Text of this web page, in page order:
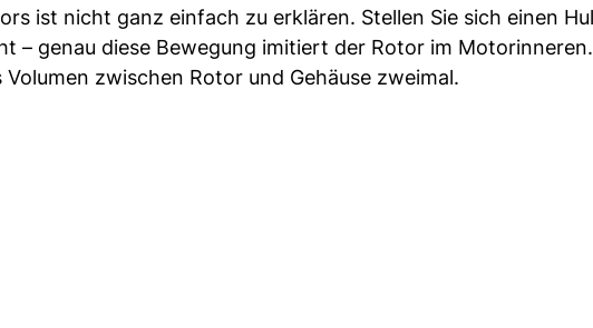
ist nicht ganz einfach zu erklären. Stellen Sie sich einen
– genau diese Bewegung imitiert der Rotor im Motorinneren.
zwischen Rotor und Gehäuse zweimal.